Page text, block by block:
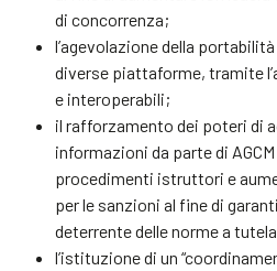
di concorrenza;
l’agevolazione della
diverse piattaforme, tramite
e interoperabili;
il rafforzamento dei poteri di
informazioni da parte di
procedimenti istruttori e
per le sanzioni al fine di
deterrente delle norme a
l’istituzione di un